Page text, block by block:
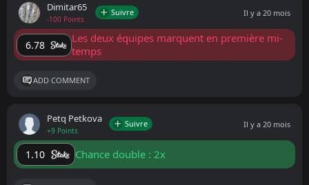
Dimitar65
-100 Points
Suivre Il y a 20 mois
6.78
Les deux équipes marquent en première mi-
temps
ADD COMMENT
Petq Petkova
+9 Points
Suivre Il y a 20 mois
1.10 Chance double : 2x